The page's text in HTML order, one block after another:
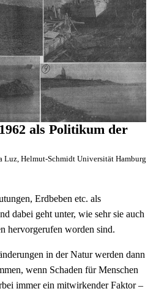
als Politikum der
Luz, Helmut-Schmidt Universität Hamburg
Erdbeben etc. als
dabei geht unter, wie sehr sie auch
hervorgerufen worden sind.
in der Natur werden dann
wenn Schaden für Menschen
immer ein mitwirkender Faktor –